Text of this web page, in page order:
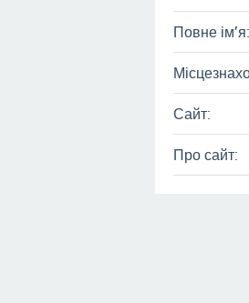
Повне ім’я:
Сайт:
Про сайт: